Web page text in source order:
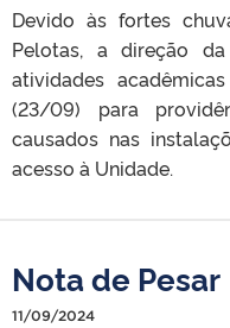
Devido às fortes
Pelotas, a direção
atividades
(23/09) para
causados nas
acesso à Unidade.
Nota de Pesar
11/09/2024